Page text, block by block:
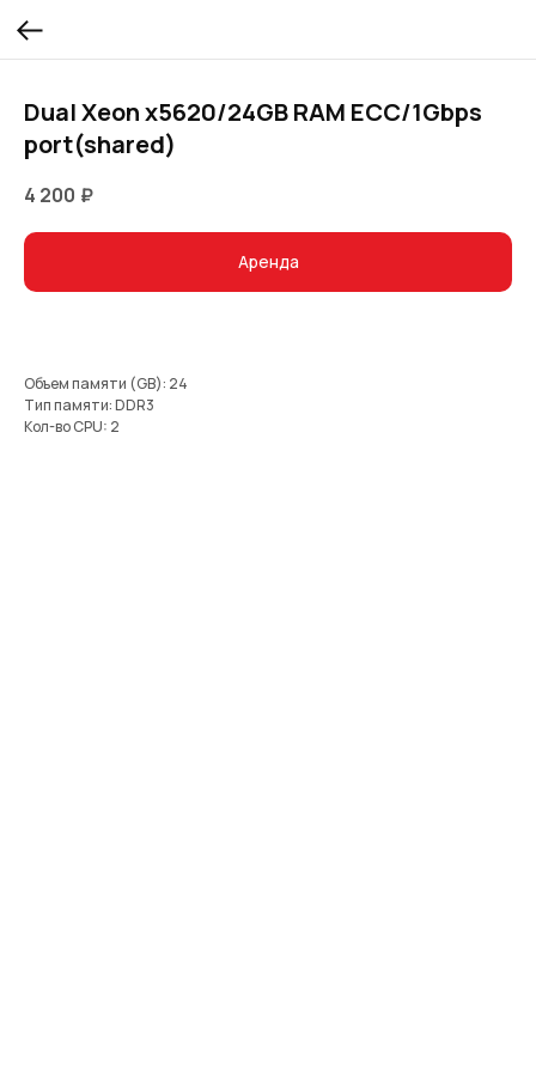
Dual Xeon x5620/24GB RAM ECC/1Gbps
port(shared)
4 200 ₽
Аренда
Объем памяти (GB): 24
Тип памяти: DDR3
Кол-во CPU: 2